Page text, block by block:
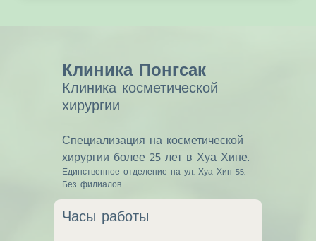
Клиника Понгсак
Клиника косметической
хирургии
Специализация на косметической
хирургии более 25 лет в Хуа Хине.
Единственное отделение на ул. Хуа Хин 55.
Без филиалов.
Часы работы